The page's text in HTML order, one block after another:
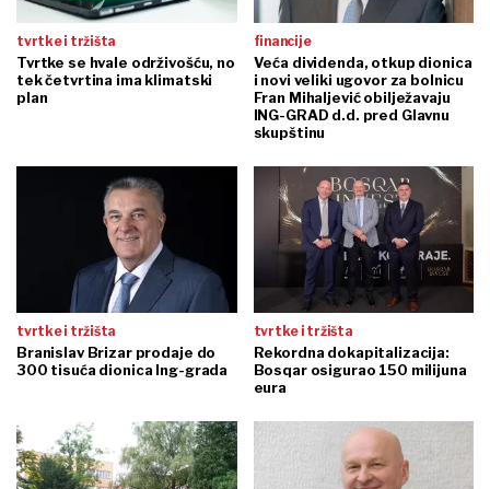
tvrtke i tržišta
Tvrtke se hvale održivošću, no
tek četvrtina ima klimatski
plan
financije
Veća dividenda, otkup dionica
i novi veliki ugovor za bolnicu
Fran Mihaljević obilježavaju
ING-GRAD d.d. pred Glavnu
skupštinu
tvrtke i tržišta
Branislav Brizar prodaje do
300 tisuća dionica Ing-grada
tvrtke i tržišta
Rekordna dokapitalizacija:
Bosqar osigurao 150 milijuna
eura